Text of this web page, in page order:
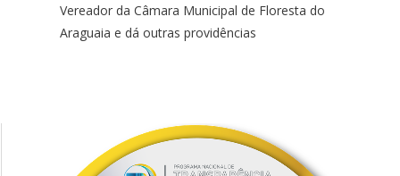
Vereador da Câmara Municipal de Floresta do
Araguaia e dá outras providências